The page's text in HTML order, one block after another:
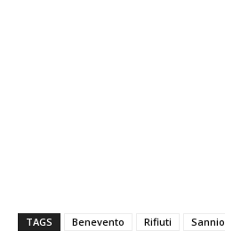
TAGS Benevento Rifiuti Sannio